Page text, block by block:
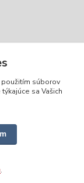
použitím súborov
sa Vašich
.